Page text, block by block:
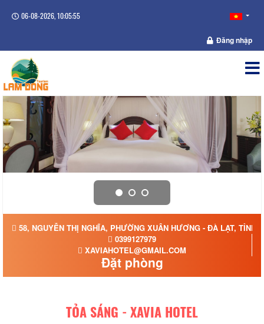
06-08-2026, 10:05:55
Đăng nhập
58, NGUYỄN THỊ NGHĨA, PHƯỜNG XUÂN HƯƠNG - ĐÀ LẠT, TỈNH
0399127979
XAVIAHOTEL@GMAIL.COM
Đặt phòng
TỎA SÁNG - XAVIA HOTEL